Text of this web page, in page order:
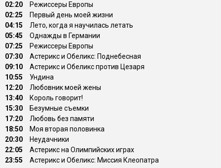
02:20
Режиссеры Европы
02:25
Первый день моей жизни
04:15
Лето, когда я научилась летать
05:45
Однажды в Германии
07:25
Режиссеры Европы
07:30
Астерикс и Обеликс: Поднебесная
09:10
Астерикс и Обеликс против Цезаря
10:55
Ундина
12:20
Любовник моей жены
13:40
Король говорит!
15:30
Безумные съемки
17:20
Любовь без памяти
18:50
Моя вторая половинка
20:30
Неудачники
22:05
Астерикс на Олимпийских играх
23:55
Астерикс и Обеликс: Миссия Клеопатра